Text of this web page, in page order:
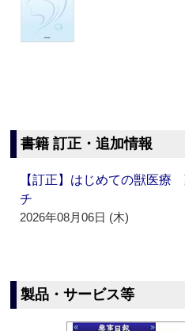
書籍 訂正・追加情報
【訂正】はじめての獣医療
チ
2026年08月06日 (木)
製品・サービス等